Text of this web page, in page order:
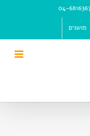
מושגים